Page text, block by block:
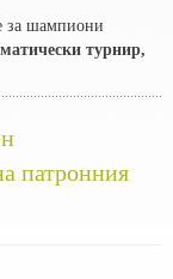
за шампиони
турнир,
патронния